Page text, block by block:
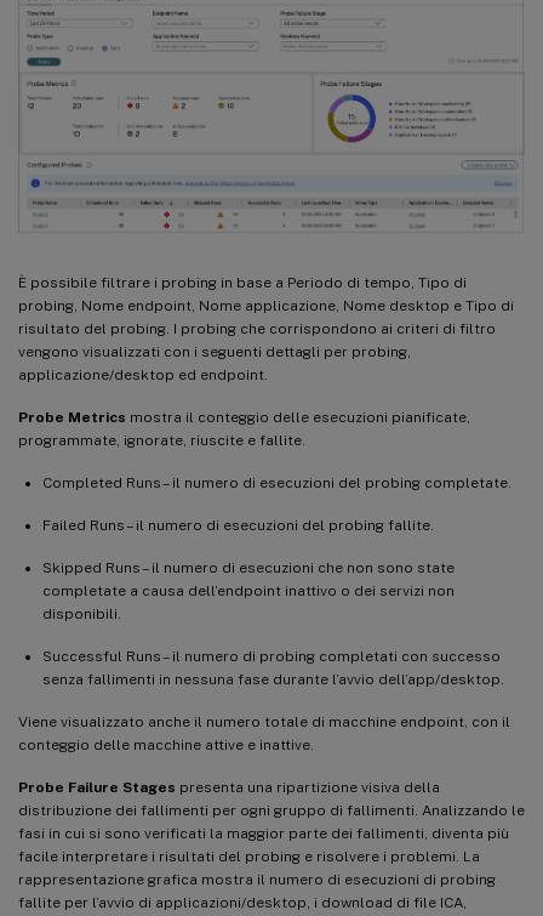
È possibile filtrare i probing in base a Periodo di tempo, Tipo di
probing, Nome endpoint, Nome applicazione, Nome desktop e Tipo di
risultato del probing. I probing che corrispondono ai criteri di filtro
vengono visualizzati con i seguenti dettagli per probing,
applicazione/desktop ed endpoint.
Probe Metrics mostra il conteggio delle esecuzioni pianificate,
programmate, ignorate, riuscite e fallite.
Completed Runs – il numero di esecuzioni del probing completate.
Failed Runs – il numero di esecuzioni del probing fallite.
Skipped Runs – il numero di esecuzioni che non sono state
completate a causa dell’endpoint inattivo o dei servizi non
disponibili.
Successful Runs – il numero di probing completati con successo
senza fallimenti in nessuna fase durante l’avvio dell’app/desktop.
Viene visualizzato anche il numero totale di macchine endpoint, con il
conteggio delle macchine attive e inattive.
Probe Failure Stages presenta una ripartizione visiva della
distribuzione dei fallimenti per ogni gruppo di fallimenti. Analizzando le
fasi in cui si sono verificati la maggior parte dei fallimenti, diventa più
facile interpretare i risultati del probing e risolvere i problemi. La
rappresentazione grafica mostra il numero di esecuzioni di probing
fallite per l’avvio di applicazioni/desktop, i download di file ICA,